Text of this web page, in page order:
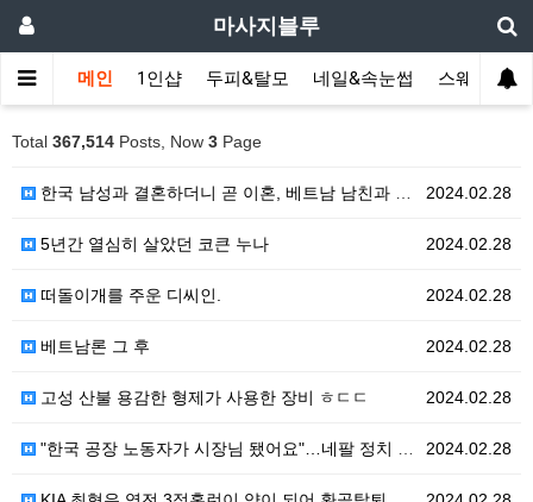
마사지블루
메인 1인샵 두피&탈모 네일&속눈썹 스웨디시(
Total 367,514 Posts, Now 3 Page
2024.02.28
한국 남성과 결혼하더니 곧 이혼, 베트남 남친과 재혼?…
2024.02.28
5년간 열심히 살았던 코큰 누나
2024.02.28
떠돌이개를 주운 디씨인.
2024.02.28
베트남론 그 후
2024.02.28
고성 산불 용감한 형제가 사용한 장비 ㅎㄷㄷ
2024.02.28
"한국 공장 노동자가 시장님 됐어요"…네팔 정치 한류 …